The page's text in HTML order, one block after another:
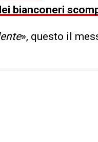
bianconeri
», questo il